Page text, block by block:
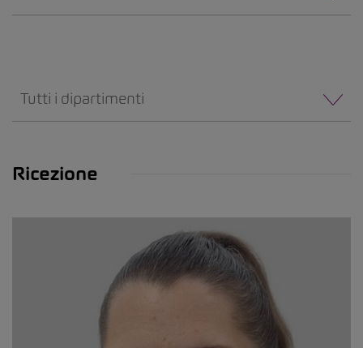
Tutti i dipartimenti
Ricezione